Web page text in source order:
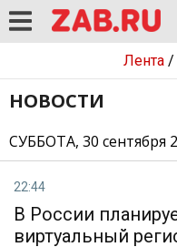
Лента/
НОВОСТИ
СУББОТА, 30 сентября
22:44
В России
виртуальный